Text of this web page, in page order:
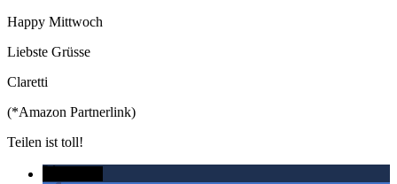
Happy Mittwoch
Liebste Grüsse
Claretti
(*Amazon Partnerlink)
Teilen ist toll!